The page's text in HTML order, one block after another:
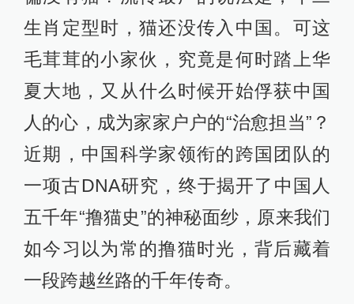
生肖定型时，猫还没传入中国。可这
毛茸茸的小家伙，究竟是何时踏上华
夏大地，又从什么时候开始俘获中国
人的心，成为家家户户的“治愈担当”？
近期，中国科学家领衔的跨国团队的
一项古DNA研究，终于揭开了中国人
五千年“撸猫史”的神秘面纱，原来我们
如今习以为常的撸猫时光，背后藏着
一段跨越丝路的千年传奇。